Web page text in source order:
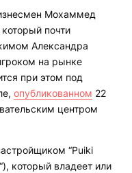
Мохаммед
почти
Александра
на рынке
при этом под
опубликованном 22
центром
“Puiki
который владеет или